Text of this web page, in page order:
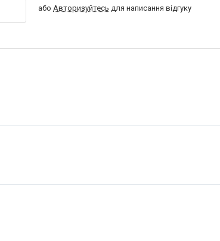
абоАвторизуйтесь для написання відгуку